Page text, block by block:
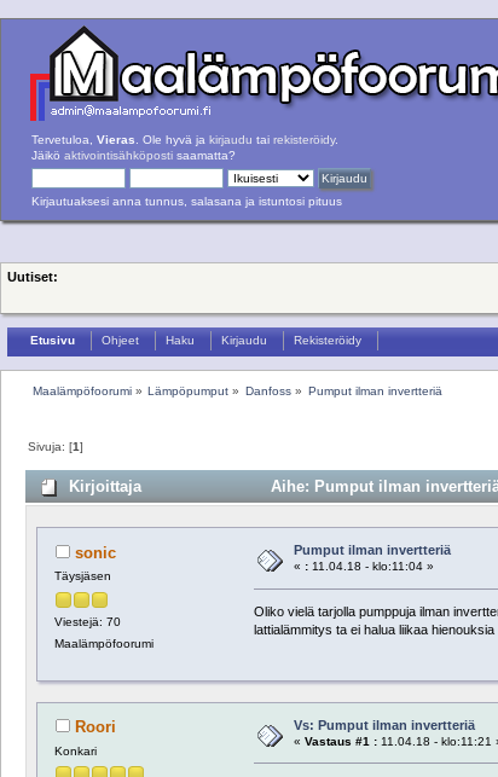
Tervetuloa, Vieras . Ole hyvä ja kirjaudu tai rekisteröidy.
Jäikö aktivointisähköposti saamatta?
Kirjautuaksesi anna tunnus, salasana ja istuntosi pituus
Uutiset:
Etusivu Ohjeet Haku Kirjaudu Rekisteröidy
Maalämpöfoorumi» Lämpöpumput » Danfoss » Pumput ilman invertteriä
Sivuja: [1]
Kirjoittaja Aihe: Pumput ilman
sonic
Täysjäsen
Viestejä: 70
Maalämpöfoorumi
Pumput ilman invertteriä
« :11.04.18 - klo:11:04 »
Oliko vielä tarjolla pumppuja ilman
lattialämmitys ta ei halua liikaa hienouksia
Roori
Konkari
Vs: Pumput ilman invertteriä
« Vastaus #1 :11.04.18 - klo:11:21